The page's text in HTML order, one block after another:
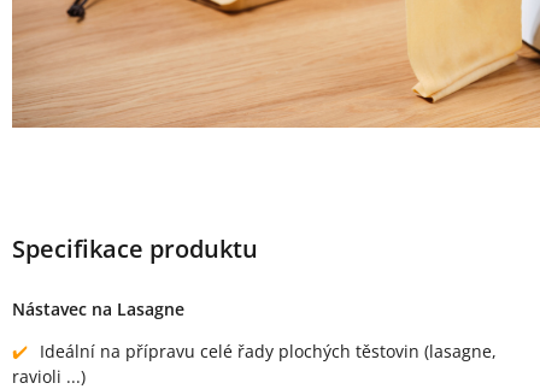
Specifikace produktu
Nástavec na Lasagne
Ideální na přípravu celé řady plochých těstovin (lasagne,
ravioli ...)